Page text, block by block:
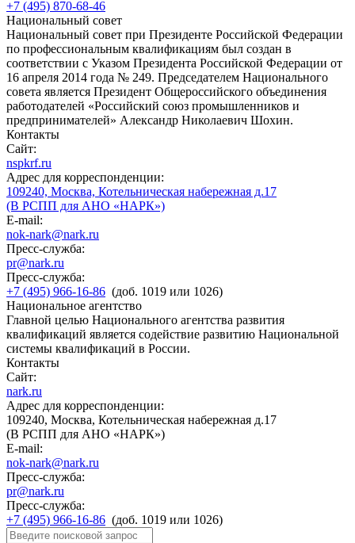
+7 (495) 870-68-46
Национальный совет
Национальный совет при Президенте Российской Федерации
по профессиональным квалификациям был создан в
соответствии с Указом Президента Российской Федерации от
16 апреля 2014 года № 249. Председателем Национального
совета является Президент Общероссийского объединения
работодателей «Российский союз промышленников и
предпринимателей» Александр Николаевич Шохин.
Контакты
Сайт:
nspkrf.ru
Адрес для корреспонденции:
109240, Москва, Котельническая набережная д.17
(В РСПП для АНО «НАРК»)
E-mail:
nok-nark@nark.ru
Пресс-служба:
pr@nark.ru
Пресс-служба:
+7 (495) 966-16-86 (доб. 1019 или 1026)
Национальное агентство
Главной целью Национального агентства развития
квалификаций является содействие развитию Национальной
системы квалификаций в России.
Контакты
Сайт:
nark.ru
Адрес для корреспонденции:
109240, Москва, Котельническая набережная д.17
(В РСПП для АНО «НАРК»)
E-mail:
nok-nark@nark.ru
Пресс-служба:
pr@nark.ru
Пресс-служба:
+7 (495) 966-16-86 (доб. 1019 или 1026)